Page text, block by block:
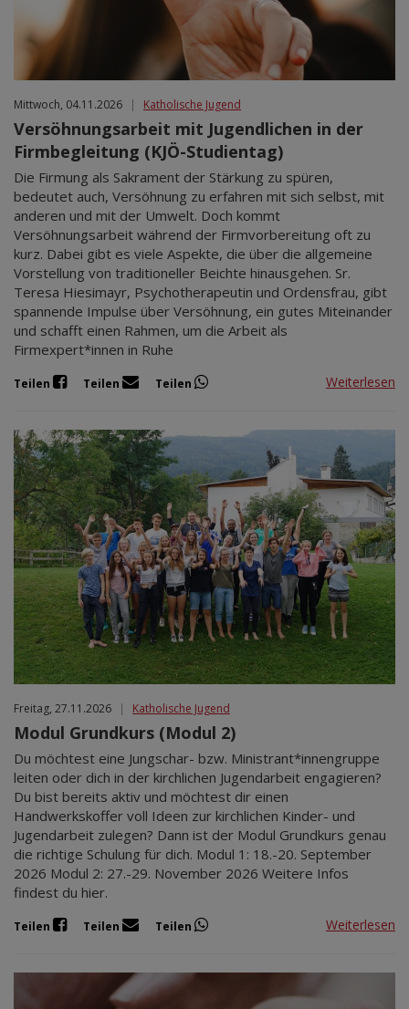
Mittwoch, 04.11.2026 | Katholische Jugend
Versöhnungsarbeit mit Jugendlichen in der
Firmbegleitung (KJÖ-Studientag)
Die Firmung als Sakrament der Stärkung zu spüren,
bedeutet auch, Versöhnung zu erfahren mit sich selbst, mit
anderen und mit der Umwelt. Doch kommt
Versöhnungsarbeit während der Firmvorbereitung oft zu
kurz. Dabei gibt es viele Aspekte, die über die allgemeine
Vorstellung von traditioneller Beichte hinausgehen. Sr.
Teresa Hiesimayr, Psychotherapeutin und Ordensfrau, gibt
spannende Impulse über Versöhnung, ein gutes Miteinander
und schafft einen Rahmen, um die Arbeit als
Firmexpert*innen in Ruhe
Teilen Teilen Teilen Weiterlesen
Freitag, 27.11.2026 | Katholische Jugend
Modul Grundkurs (Modul 2)
Du möchtest eine Jungschar- bzw. Ministrant*innengruppe
leiten oder dich in der kirchlichen Jugendarbeit engagieren?
Du bist bereits aktiv und möchtest dir einen
Handwerkskoffer voll Ideen zur kirchlichen Kinder- und
Jugendarbeit zulegen? Dann ist der Modul Grundkurs genau
die richtige Schulung für dich. Modul 1: 18.-20. September
2026 Modul 2: 27.-29. November 2026 Weitere Infos
findest du hier.
Teilen Teilen Teilen Weiterlesen